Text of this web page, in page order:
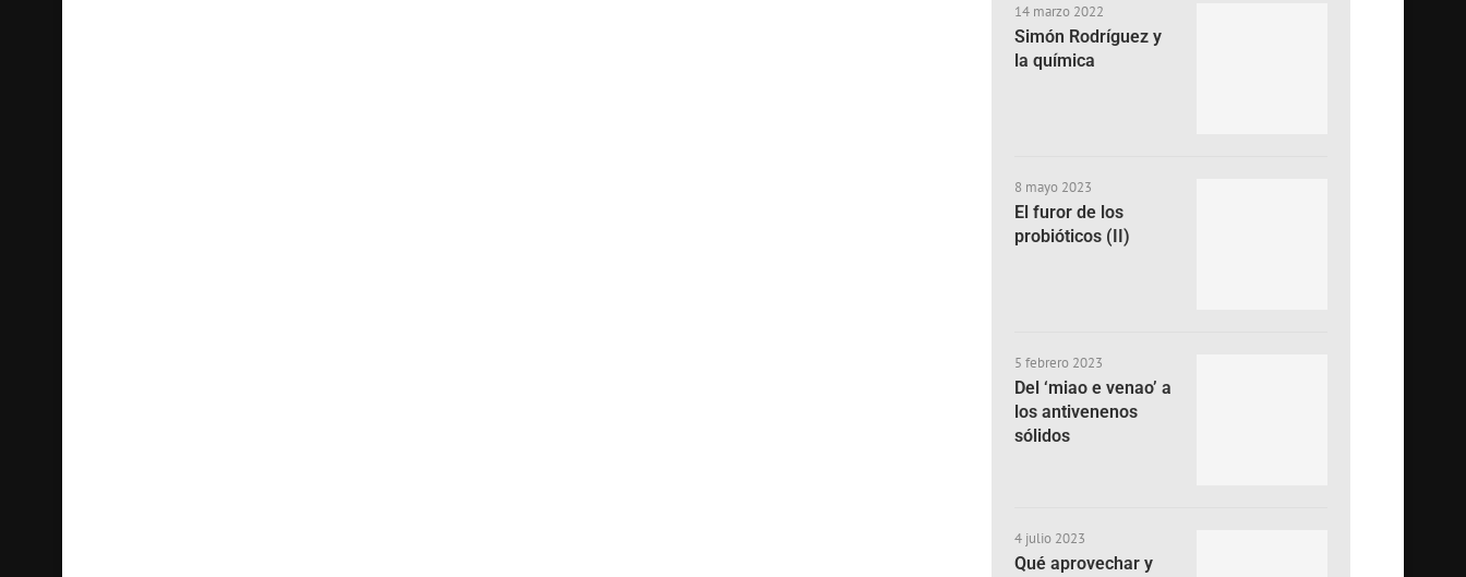
14 marzo 2022
Simón Rodríguez y
la química
8 mayo 2023
El furor de los
probióticos (II)
5 febrero 2023
Del ‘miao e venao’ a
los antivenenos
sólidos
4 julio 2023
Qué aprovechar y